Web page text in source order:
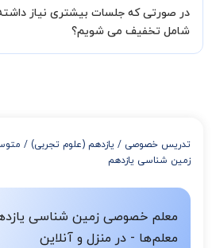
مدرس مشخص کند ابتدا باید جلسه اول کلاس
شود تا با توجه به سطح شما و خواسته شما
در صورتی که جلسات بیشتری نیاز
شامل تخفیف می شویم؟
از 12 تا 15 جلسه: 7% تخفیف
از 16 تا 100 جلسه: 9% تخفیف
تدریس خصوصی / یازدهم (علوم تجربی) /
زمین شناسی یازدهم
معلم خصوصی زمین شناسی
معلم‌ها - در منزل و آنلاین